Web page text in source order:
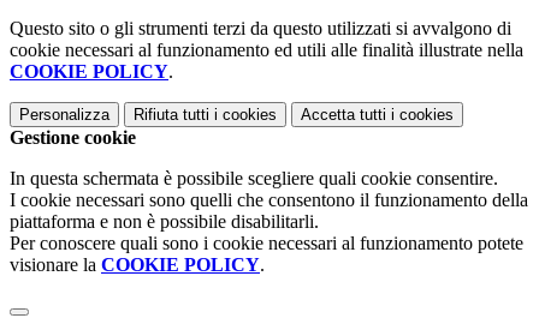
Questo sito o gli strumenti terzi da questo utilizzati si avvalgono di
cookie necessari al funzionamento ed utili alle finalità illustrate nella
COOKIE POLICY.
Personalizza Rifiuta tutti i cookies Accetta tutti i cookies
Gestione cookie
In questa schermata è possibile scegliere quali cookie consentire.
I cookie necessari sono quelli che consentono il funzionamento della
piattaforma e non è possibile disabilitarli.
Per conoscere quali sono i cookie necessari al funzionamento potete
visionare la COOKIE POLICY.